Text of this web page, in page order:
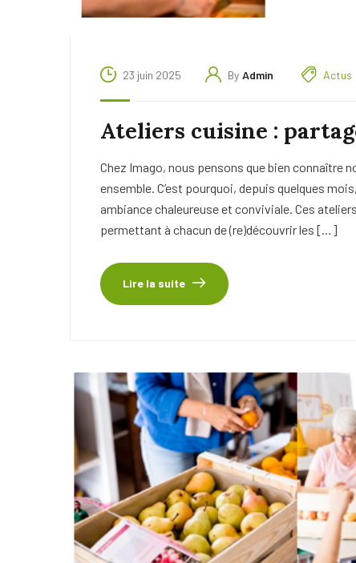
23 juin 2025 By Admin Actus
Ateliers cuisine :
Chez Imago, nous pensons que bien connaître
ensemble. C’est pourquoi, depuis quelques
ambiance chaleureuse et conviviale. Ces
permettant à chacun de (re)découvrir les […]
Lire la suite